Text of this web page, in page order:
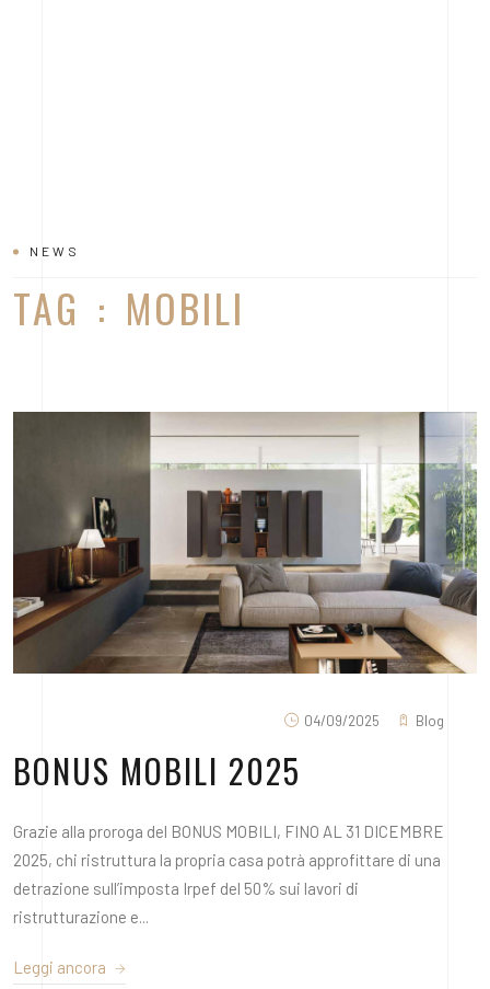
NEWS
TAG : MOBILI
04/09/2025 Blog
BONUS MOBILI 2025
Grazie alla proroga del BONUS MOBILI, FINO AL 31 DICEMBRE
2025, chi ristruttura la propria casa potrà approfittare di una
detrazione sull’imposta Irpef del 50% sui lavori di
ristrutturazione e...
Leggi ancora